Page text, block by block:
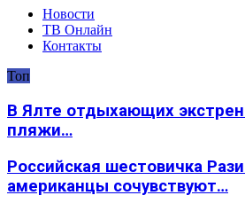
Новости
ТВ Онлайн
Контакты
Топ
В Ялте отдыхающих
пляжи…
Российская шестовичка
американцы сочувствуют…